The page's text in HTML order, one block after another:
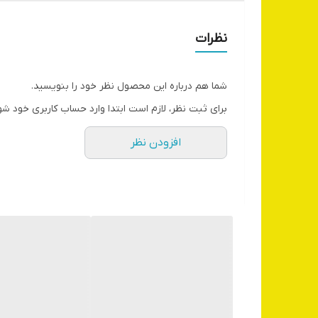
نظرات
شما هم درباره این محصول نظر خود را بنویسید.
برای ثبت نظر، لازم است ابتدا وارد حساب کاربری خود
افزودن نظر